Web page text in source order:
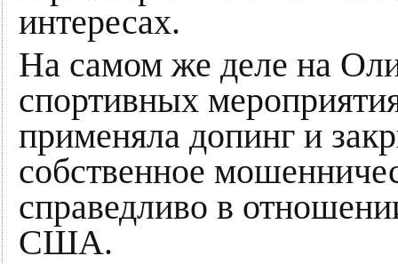
интересах.
На самом же деле на
спортивных
применяла допинг и
собственное
справедливо в
США.